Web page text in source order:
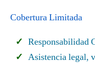
Cobertura Limitada
Responsabilidad
Asistencia legal,